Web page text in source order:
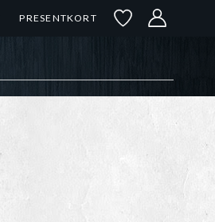
PRESENTKORT